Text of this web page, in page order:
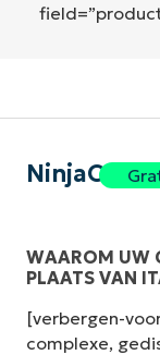
NinjaOne
WAAROM UW
PLAATS VAN
[verbergen-
complexe,